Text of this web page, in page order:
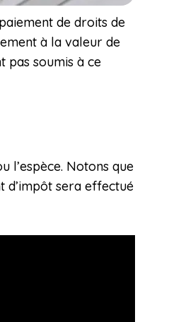
de droits de
à la valeur de
pas soumis à ce
l’espèce. Notons que
d’impôt sera effectué